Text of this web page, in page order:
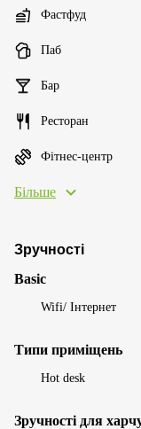
Фастфуд
Паб
Бар
Ресторан
Фітнес-центр
Більше
Зручності
Basic
Wifi/ Інтернет
Типи приміщень
Hot desk
Зручності для